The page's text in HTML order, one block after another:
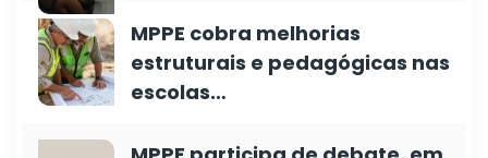
MPPE cobra melhorias
estruturais e pedagógicas nas
escolas…